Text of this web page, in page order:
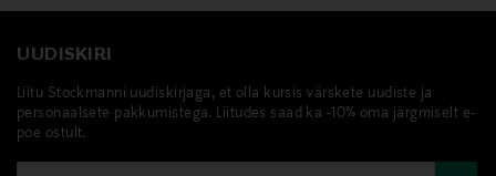
UUDISKIRI
Liitu Stockmanni uudiskirjaga, et olla kursis värskete uudiste ja
personaalsete pakkumistega. Liitudes saad ka -10% oma järgmiselt e-
poe ostult.